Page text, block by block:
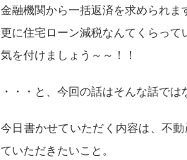
金融機関から一括返済を求められま
更に住宅ローン減税なんてくらって
気を付けましょう～～！！
・・・と、今回の話はそんな話では
今日書かせていただく内容は、不
ていただきたいこと。